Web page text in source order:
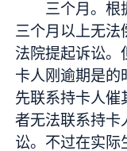
三个月。根
三个月以上无法
法院提起诉讼。
卡人刚逾期是的
先联系持卡人催
者无法联系持卡
讼。不过在实际